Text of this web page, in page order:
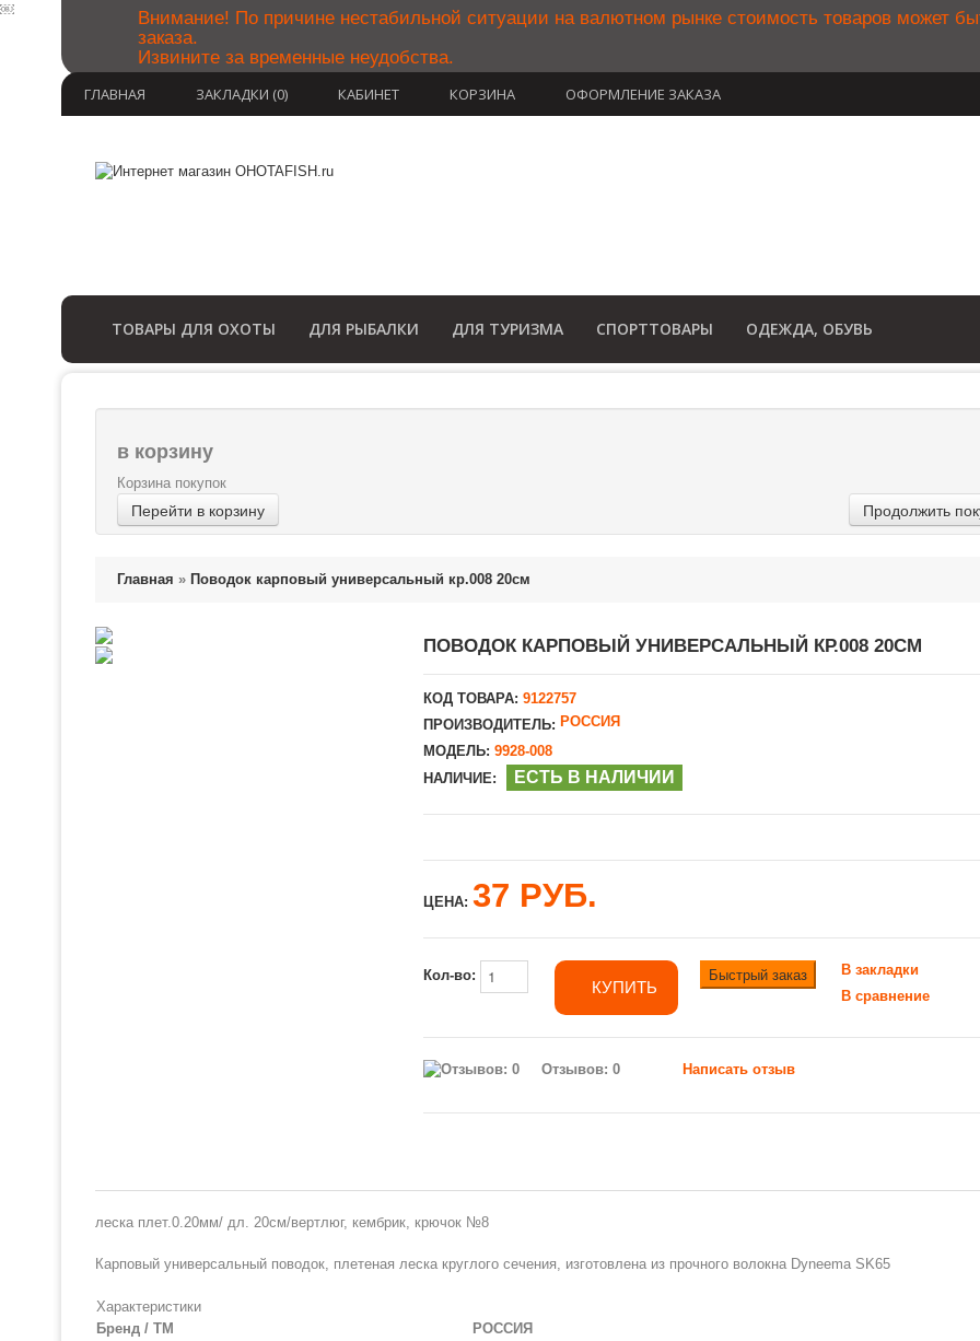
￼
Внимание! По причине нестабильной ситуации на валютном рынке стоимость товаров может
заказа.
Извините за временные неудобства.
ГЛАВНАЯ ЗАКЛАДКИ (0) КАБИНЕТ КОРЗИНА ОФОРМЛЕНИЕ ЗАКАЗА
ТОВАРЫ ДЛЯ ОХОТЫ ДЛЯ РЫБАЛКИ ДЛЯ ТУРИЗМА СПОРТТОВАРЫ ОДЕЖДА, ОБУВЬ
в корзину
Корзина покупок
Перейти в корзину Продолжить
Главная » Поводок карповый универсальный кр.008 20см
ПОВОДОК КАРПОВЫЙ УНИВЕРСАЛЬНЫЙ КР.008 20СМ
КОД ТОВАРА: 9122757
ПРОИЗВОДИТЕЛЬ: РОССИЯ
МОДЕЛЬ: 9928-008
НАЛИЧИЕ:
ЕСТЬ В НАЛИЧИИ
ЦЕНА: 37 РУБ.
Кол-во:
КУПИТЬ
Быстрый заказ
В закладки
В сравнение
Отзывов: 0 Написать отзыв
леска плет.0.20мм/ дл. 20см/вертлюг, кембрик, крючок №8
Карповый универсальный поводок, плетеная леска круглого сечения, изготовлена из прочного волокна Dyneema SK65
Характеристики
Бренд / ТМ
РОССИЯ